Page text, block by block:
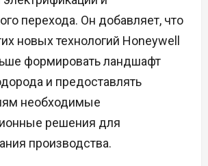
перехода. Он добавляет, что
новых технологий Honeywell
формировать ландшафт
и предоставлять
необходимые
решения для
производства.